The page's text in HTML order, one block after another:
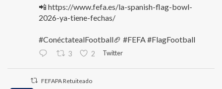
📲 https://www.fefa.es/la-spanish-flag-bowl-
2026-ya-tiene-fechas/
#ConéctatealFootball🏈 #FEFA #FlagFootball
3 2 Twitter
FEFAPA Retuiteado